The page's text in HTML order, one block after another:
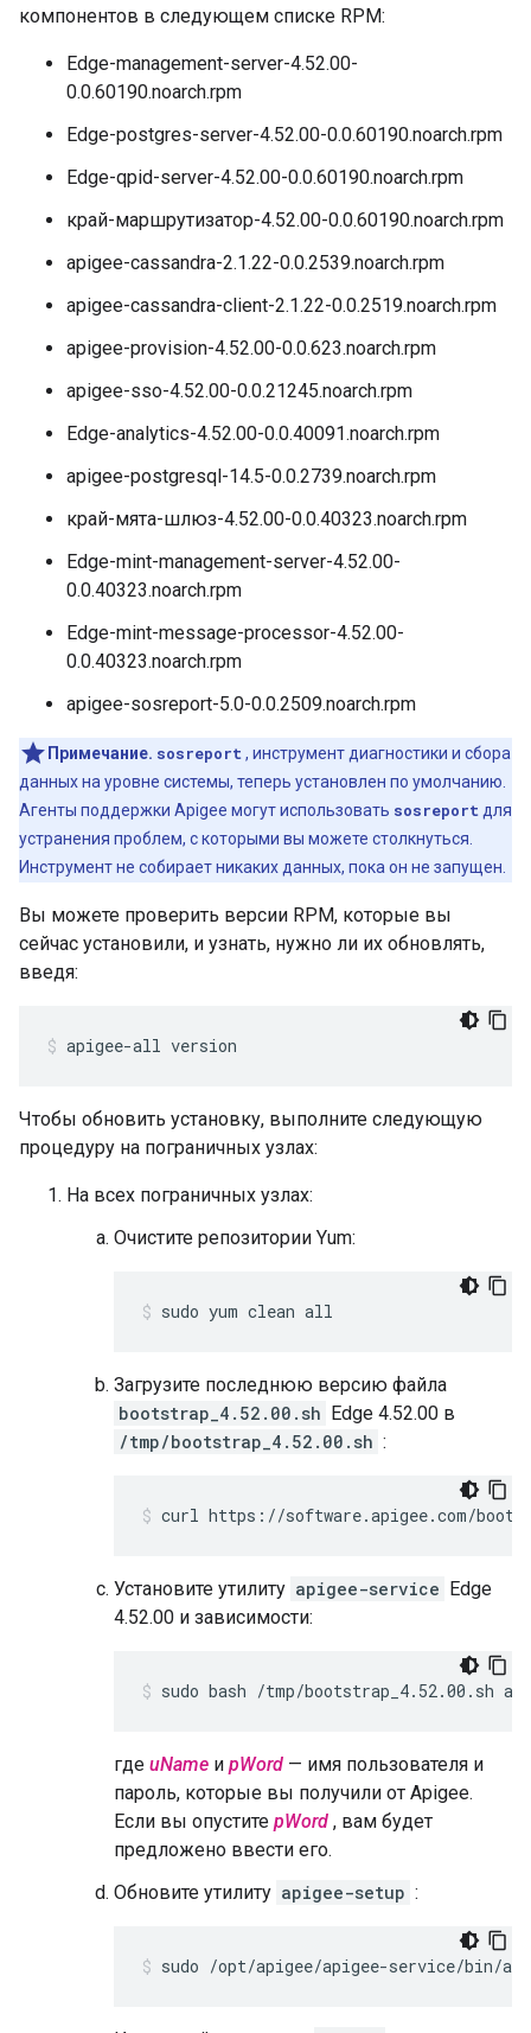
компонентов в следующем списке RPM:
Edge-management-server-4.52.00-
0.0.60190.noarch.rpm
Edge-postgres-server-4.52.00-0.0.60190.noarch.rpm
Edge-qpid-server-4.52.00-0.0.60190.noarch.rpm
край-маршрутизатор-4.52.00-0.0.60190.noarch.rpm
apigee-cassandra-2.1.22-0.0.2539.noarch.rpm
apigee-cassandra-client-2.1.22-0.0.2519.noarch.rpm
apigee-provision-4.52.00-0.0.623.noarch.rpm
apigee-sso-4.52.00-0.0.21245.noarch.rpm
Edge-analytics-4.52.00-0.0.40091.noarch.rpm
apigee-postgresql-14.5-0.0.2739.noarch.rpm
край-мята-шлюз-4.52.00-0.0.40323.noarch.rpm
Edge-mint-management-server-4.52.00-
0.0.40323.noarch.rpm
Edge-mint-message-processor-4.52.00-
0.0.40323.noarch.rpm
apigee-sosreport-5.0-0.0.2509.noarch.rpm
Примечание. sosreport , инструмент диагностики и сбора
данных на уровне системы, теперь установлен по умолчанию.
Агенты поддержки Apigee могут использовать sosreport для
устранения проблем, с которыми вы можете столкнуться.
Инструмент не собирает никаких данных, пока он не запущен.
Вы можете проверить версии RPM, которые вы
сейчас установили, и узнать, нужно ли их обновлять,
введя:
apigee-all version
Чтобы обновить установку, выполните следующую
процедуру на пограничных узлах:
На всех пограничных узлах:
Очистите репозитории Yum:
sudo yum clean all
Загрузите последнюю версию файла
bootstrap_4.52.00.sh Edge 4.52.00 в
/tmp/bootstrap_4.52.00.sh :
curl https://software.apigee.com/
Установите утилиту apigee-service Edge
4.52.00 и зависимости:
sudo bash /tmp/bootstrap_4.52.00.sh
где uName и pWord — имя пользователя и
пароль, которые вы получили от Apigee.
Если вы опустите pWord , вам будет
предложено ввести его.
Обновите утилиту apigee-setup :
sudo /opt/apigee/apigee-service/bin/